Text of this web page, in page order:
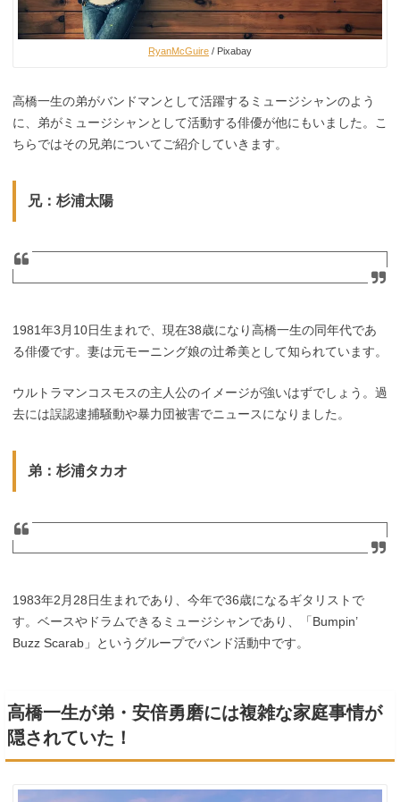
RyanMcGuire / Pixabay
高橋一生の弟がバンドマンとして活躍するミュージシャンのよう
に、弟がミュージシャンとして活動する俳優が他にもいました。こ
ちらではその兄弟についてご紹介していきます。
兄：杉浦太陽
1981年3月10日生まれで、現在38歳になり高橋一生の同年代であ
る俳優です。妻は元モーニング娘の辻希美として知られています。
ウルトラマンコスモスの主人公のイメージが強いはずでしょう。過
去には誤認逮捕騒動や暴力団被害でニュースになりました。
弟：杉浦タカオ
1983年2月28日生まれであり、今年で36歳になるギタリストで
す。ベースやドラムできるミュージシャンであり、「Bumpin’
Buzz Scarab」というグループでバンド活動中です。
高橋一生が弟・安倍勇磨には複雑な家庭事情が
隠されていた！